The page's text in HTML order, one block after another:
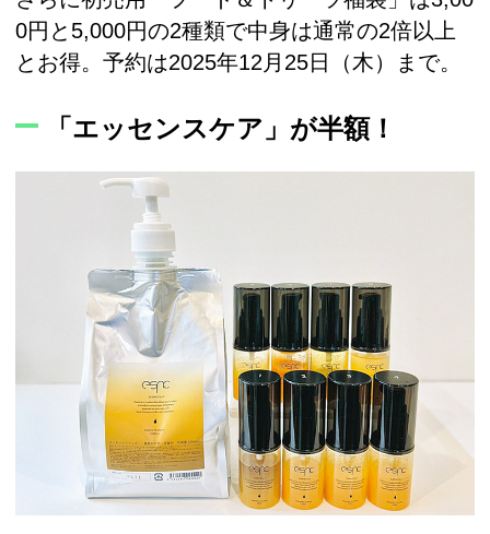
0円と5,000円の2種類で中身は通常の2倍以上
とお得。予約は2025年12月25日（木）まで。
「エッセンスケア」が半額！